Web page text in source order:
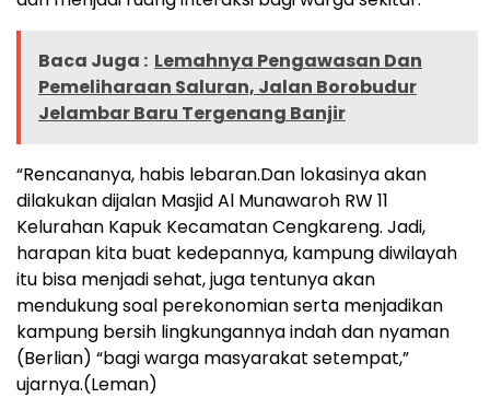
Baca Juga : Lemahnya Pengawasan Dan
Pemeliharaan Saluran, Jalan Borobudur
Jelambar Baru Tergenang Banjir
“Rencananya, habis lebaran.Dan lokasinya akan
dilakukan dijalan Masjid Al Munawaroh RW 11
Kelurahan Kapuk Kecamatan Cengkareng. Jadi,
harapan kita buat kedepannya, kampung diwilayah
itu bisa menjadi sehat, juga tentunya akan
mendukung soal perekonomian serta menjadikan
kampung bersih lingkungannya indah dan nyaman
(Berlian) “bagi warga masyarakat setempat,”
ujarnya.(Leman)